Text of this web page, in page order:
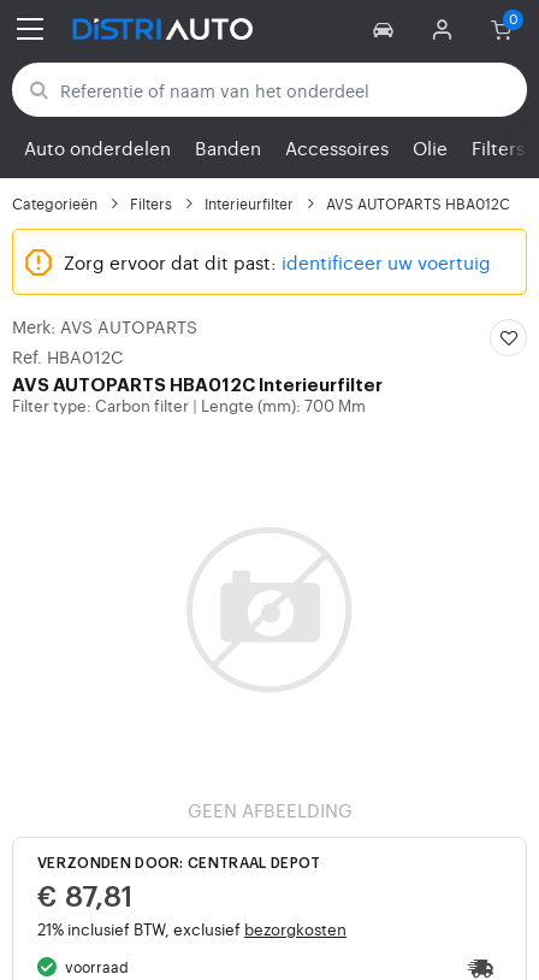
Terug naar categorieën
Auto onderdelen Banden Accessoires Olie Filters
Categorieën Filters Interieurfilter AVS AUTOPARTS HBA012C
Zorg ervoor dat dit past: identificeer uw voertuig
Merk: AVS AUTOPARTS
Ref. HBA012C
AVS AUTOPARTS HBA012C Interieurfilter
Filter type: Carbon filter Lengte (mm): 700 Mm
GEEN AFBEELDING
VERZONDEN DOOR: CENTRAAL DEPOT
€ 87,81
21% inclusief BTW, exclusief bezorgkosten
voorraad